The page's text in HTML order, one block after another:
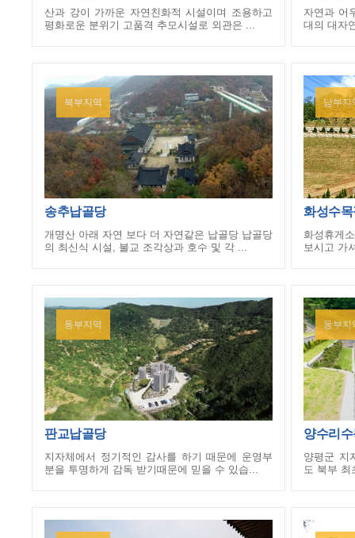
산과 강이 가까운 자연친화적 시설이며 조용하고
평화로운 분위기 고품격 추모시설로 외관은 ...
북부지역
송추납골당
개명산 아래 자연 보다 더 자연같은 납골당 납골당
의 최신식 시설, 불교 조각상과 호수 및 각 ...
동부지역
판교납골당
지자체에서 정기적인 감사를 하기 때문에 운영부
분을 투명하게 감독 받기때문에 믿을 수 있습...
자연과 어
대의 대자
남부지
화성수목
화성휴게
보시고 가
동부지
양수리
양평군 지
도 북부 최